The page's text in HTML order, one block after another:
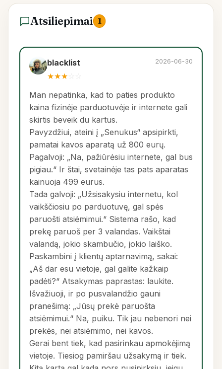
Atsiliepimai 1
blacklist
★★★
2026-06-30
Man nepatinka, kad to paties produkto
kaina fizinėje parduotuvėje ir internete gali
skirtis beveik du kartus.
Pavyzdžiui, ateini į „Senukus“ apsipirkti,
pamatai kavos aparatą už 800 eurų.
Pagalvoji: „Na, pažiūrėsiu internete, gal bus
pigiau.“ Ir štai, svetainėje tas pats aparatas
kainuoja 499 eurus.
Tada galvoji: „Užsisakysiu internetu, kol
vaikščiosiu po parduotuvę, gal spės
paruošti atsiėmimui.“ Sistema rašo, kad
prekę paruoš per 3 valandas. Vaikštai
valandą, jokio skambučio, jokio laiško.
Paskambini į klientų aptarnavimą, sakai:
„Aš dar esu vietoje, gal galite kažkaip
padėti?“ Atsakymas paprastas: laukite.
Išvažiuoji, ir po pusvalandžio gauni
pranešimą: „Jūsų prekė paruošta
atsiėmimui.“ Na, puiku. Tik jau nebenori nei
prekės, nei atsiėmimo, nei kavos.
Gerai bent tiek, kad pasirinkau apmokėjimą
vietoje. Tiesiog pamiršau užsakymą ir tiek.